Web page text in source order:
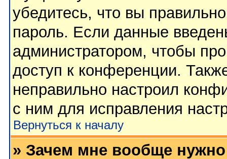
убедитесь, что вы
пароль. Если данные
администратором, чтобы
доступ к конференции.
неправильно настроил
с ним для исправления
Вернуться к началу
» Зачем мне вообще нужно